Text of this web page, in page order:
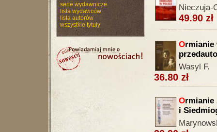
serie wydawnicze
lista wydawców
lista autorów
wszystkie tytuły
Nieczuja-
49.90 zł
Ormianie
Wasyl F.
36.80 zł
Ormianie
i